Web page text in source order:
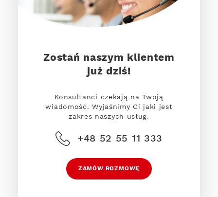
Zostań naszym klientem
już dziś!
Konsultanci czekają na Twoją
wiadomość. Wyjaśnimy Ci jaki jest
zakres naszych usług.
+48 52 55 11 333
ZAMÓW ROZMOWĘ